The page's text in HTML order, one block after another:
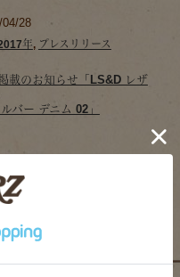
04/28
年, プレスリリース
載のお知らせ「LS&D レザ
バー デニム 02」